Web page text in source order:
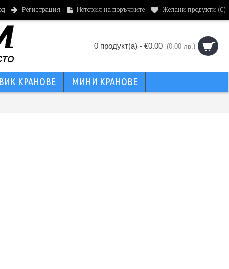
Регистрация История на поръчките Желани продукти (0)
0 продукт(а) - €0.00 (0.00 лв.)
ВИК КРАНОВЕ МИНИ КРАНОВЕ